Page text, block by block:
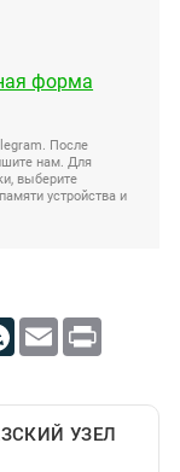
форма
После
нам. Для
выберите
устройства и
LiveJournal
Email Print
УЗЕЛ